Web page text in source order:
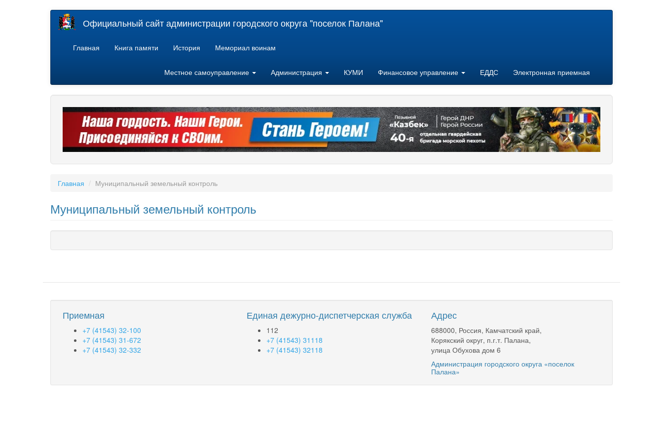
Официальный сайт администрации городского округа "поселок Палана"
Главная Книга памяти История Мемориал воинам
Местное самоуправление Администрация КУМИ Финансовое управление ЕДДС Электронная приемная
Главная Муниципальный земельный контроль
Муниципальный земельный контроль
Приемная
+7 (41543) 32-100
+7 (41543) 31-672
+7 (41543) 32-332
Единая дежурно-диспетчерская служба
112
+7 (41543) 31118
+7 (41543) 32118
Адрес
688000, Россия, Камчатский край,
Корякский округ, п.г.т. Палана,
улица Обухова дом 6
Администрация городского округа «поселок
Палана»